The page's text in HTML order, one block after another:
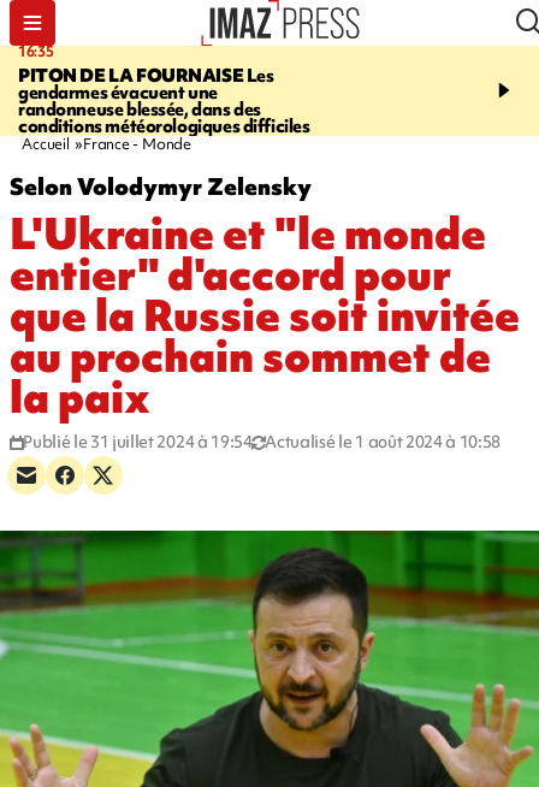
16:35
PITON DE LA FOURNAISELes
gendarmes évacuent une
randonneuse blessée, dans des
conditions météorologiques difficiles
06:58
la Corniche, Cascade
Accueil France - Monde
Selon Volodymyr Zelensky
L'Ukraine et "le monde
entier" d'accord pour
que la Russie soit invitée
au prochain sommet de
la paix
Publié le 31 juillet 2024 à 19:54 Actualisé le 1 août 2024 à 10:58